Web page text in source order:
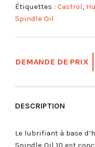
Étiquettes : Castrol,
Spindle Oil
DEMANDE DE PRIX
DESCRIPTION
Le lubrifiant à base
Spindle Oil 10 est